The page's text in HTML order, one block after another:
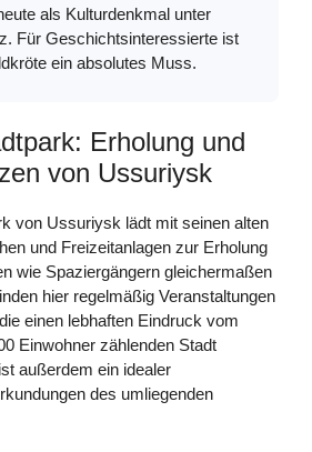
als Kulturdenkmal unter
Für Geschichtsinteressierte ist
ein absolutes Muss.
Erholung und
von Ussuriysk
von Ussuriysk lädt mit seinen alten
und Freizeitanlagen zur Erholung
wie Spaziergängern gleichermaßen
hier regelmäßig Veranstaltungen
einen lebhaften Eindruck vom
Einwohner zählenden Stadt
außerdem ein idealer
des umliegenden